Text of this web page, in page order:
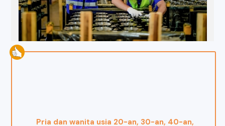
Pria dan wanita usia 20-an, 30-an, 40-an,